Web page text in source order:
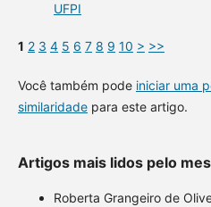
UFPI
1 2 3 4 5 6 7 8 9 10 > >>
Você também pode iniciar uma
similaridadepara este artigo.
Artigos mais lidos pelo
Roberta Grangeiro de